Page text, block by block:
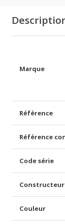
Marque
Référence
Référence
Code série
Constructeur
Couleur